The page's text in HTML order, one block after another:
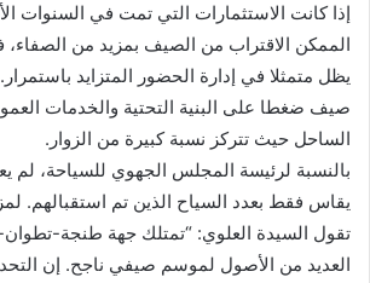
إذا كانت الاستثمارات التي تمت في السنوات
الممكن الاقتراب من الصيف بمزيد من الصفاء،
يظل متمثلا في إدارة الحضور المتزايد
صيف ضغطا على البنية التحتية والخدمات
الساحل حيث تتركز نسبة كبيرة من الزوار.
بالنسبة لرئيسة المجلس الجهوي للسياحة، لم
يقاس فقط بعدد السياح الذين تم استقبالهم.
تقول السيدة العلوي: “تمتلك جهة طنجة-
العديد من الأصول لموسم صيفي ناجح. إن